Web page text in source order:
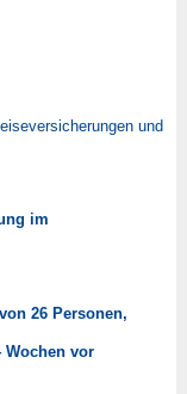
und
im
26 Personen,
Wochen vor